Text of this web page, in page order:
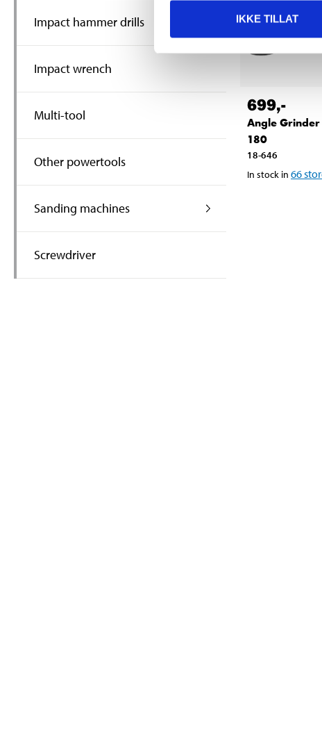
IKKE TILLAT
Impact hammer drills
Impact wrench
Multi-tool
Other powertools
Sanding machines
Screwdriver
699,-
Angle Grinder
180
18-646
In stock in 66